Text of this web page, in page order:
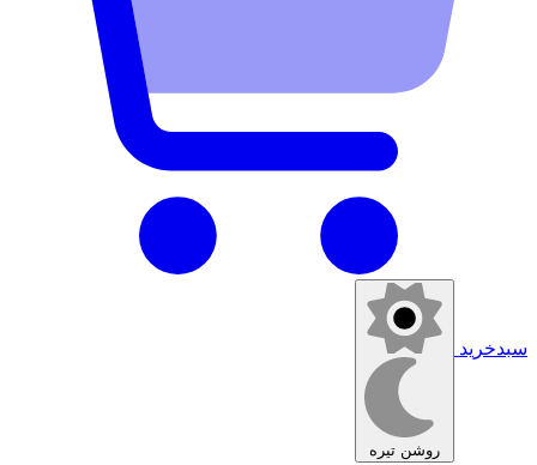
سبدخرید
روشن تیره